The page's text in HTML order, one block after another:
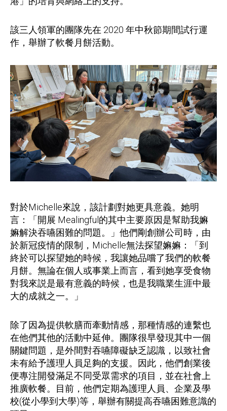
該三人領軍的團隊先在 2020 年中秋節期間試行運
作，舉辦了軟餐月餅活動。
對於Michelle來說，該計劃對她更具意義。她明
言：「開展 Mealingful的其中主要原因是幫助我嫲
嫲解決吞嚥困難的問題。」他們剛創辦公司時，由
於新冠疫情的限制，Michelle無法探望嫲嫲：「到
終於可以探望她的時候，我讓她品嚐了我們的軟餐
月餅。無論在個人或事業上而言，看到她享受食物
對我來説是最有意義的時候，也是我職業生涯中最
大的成就之一。」
除了因為提供軟膳而牽動情感，那種情感的連繫也
在他們其他的活動中延伸。團隊很早發現其中一個
關鍵問題，是外間對吞嚥障礙缺乏認識，以致社會
未有給予護理人員足夠的支援。因此，他們創業後
便專注開發滿足不同受眾需求的項目，並在社會上
推廣軟餐。目前，他們定期為護理人員、企業及學
校(從小學到大學)等，舉辦有關提高吞嚥困難意識的